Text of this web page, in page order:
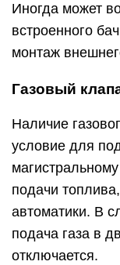
Иногда может
встроенного
монтаж
Газовый
Наличие
условие для
подачи
автоматики. В
подача газа в
отключается.